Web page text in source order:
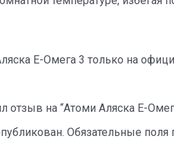
Е-Омега 3 только на
отзыв на “Атоми Аляска Е-
Обязательные поля